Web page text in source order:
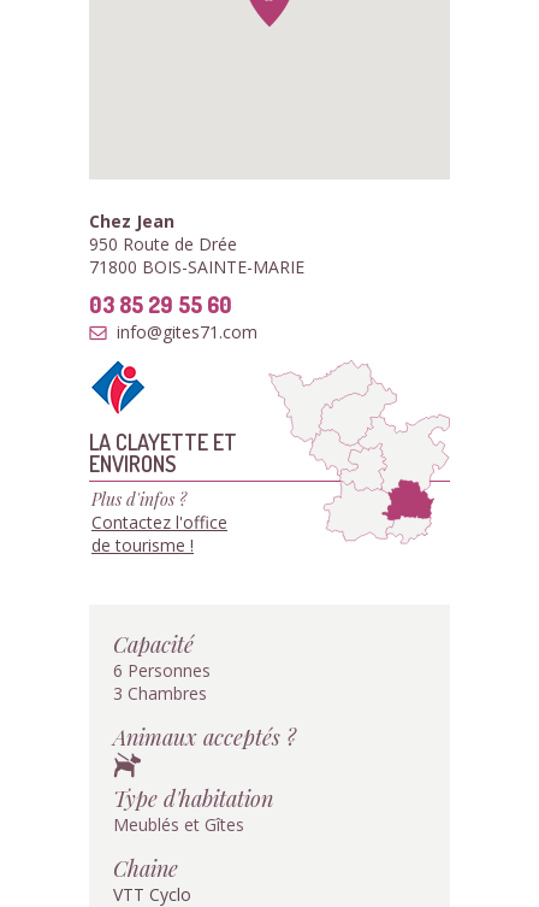
Chez Jean
950 Route de Drée
71800 BOIS-SAINTE-MARIE
03 85 29 55 60
info@gites71.com
LA CLAYETTE ET
ENVIRONS
Plus d'infos ?
Contactez l'office
de tourisme !
Capacité
6 Personnes
3 Chambres
Animaux acceptés ?
Type d'habitation
Meublés et Gîtes
Chaine
VTT Cyclo